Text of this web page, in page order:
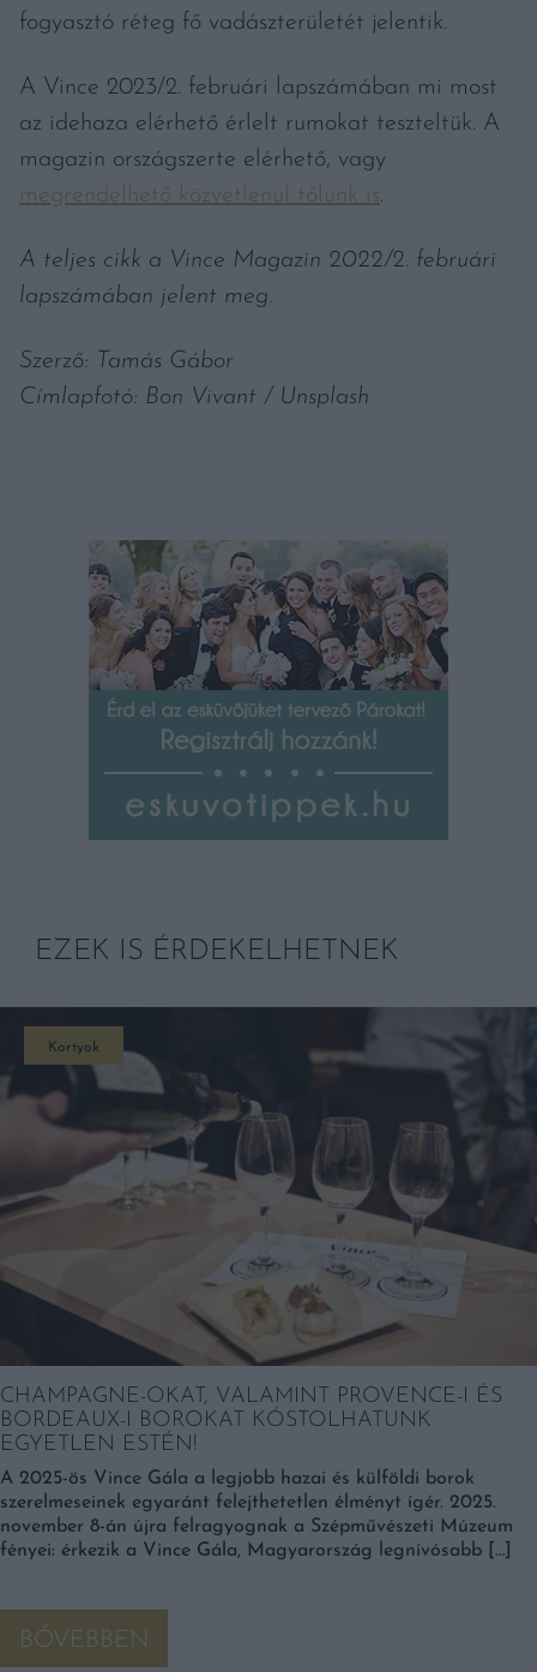
fogyasztó réteg fő vadászterületét jelentik.
A Vince 2023/2. februári lapszámában mi most
az idehaza elérhető érlelt rumokat teszteltük. A
magazin országszerte elérhető, vagy
megrendelhető közvetlenül tőlünk is.
A teljes cikk a Vince Magazin 2022/2. februári
lapszámában jelent meg.
Szerző: Tamás Gábor
Címlapfotó: Bon Vivant / Unsplash
EZEK IS ÉRDEKELHETNEK
Kortyok
CHAMPAGNE-OKAT, VALAMINT PROVENCE-I ÉS
BORDEAUX-I BOROKAT KÓSTOLHATUNK
EGYETLEN ESTÉN!
A 2025-ös Vince Gála a legjobb hazai és külföldi borok
szerelmeseinek egyaránt felejthetetlen élményt ígér. 2025.
november 8-án újra felragyognak a Szépművészeti Múzeum
fényei: érkezik a Vince Gála, Magyarország legnívósabb […]
BŐVEBBEN